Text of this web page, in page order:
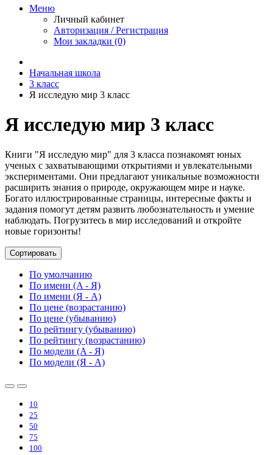
Меню
Личный кабинет
Авторизация / Регистрация
Мои закладки (0)
Начальная школа
3 класс
Я исследую мир 3 класс
Я исследую мир 3 класс
Книги "Я исследую мир" для 3 класса познакомят юных
ученых с захватывающими открытиями и увлекательными
экспериментами. Они предлагают уникальные возможности
расширить знания о природе, окружающем мире и науке.
Богато иллюстрированные страницы, интересные факты и
задания помогут детям развить любознательность и умение
наблюдать. Погрузитесь в мир исследований и откройте
новые горизонты!
Сортировать
По умолчанию
По имени (A - Я)
По имени (Я - A)
По цене (возрастанию)
По цене (убыванию)
По рейтингу (убыванию)
По рейтингу (возрастанию)
По модели (A - Я)
По модели (Я - A)
10
25
50
75
100